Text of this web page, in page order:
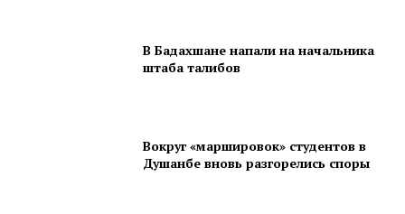
В Бадахшане напали на начальника
штаба талибов
Вокруг «маршировок» студентов в
Душанбе вновь разгорелись споры